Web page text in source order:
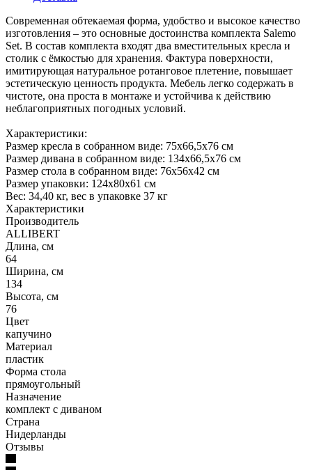
Современная обтекаемая форма, удобство и высокое качество
изготовления – это основные достоинства комплекта Salemo
Set. В состав комплекта входят два вместительных кресла и
столик с ёмкостью для хранения. Фактура поверхности,
имитирующая натуральное ротанговое плетение, повышает
эстетическую ценность продукта. Мебель легко содержать в
чистоте, она проста в монтаже и устойчива к действию
неблагоприятных погодных условий.
Характеристики:
Размер кресла в собранном виде: 75x66,5x76 см
Размер дивана в собранном виде: 134х66,5х76 см
Размер стола в собранном виде: 76x56x42 см
Размер упаковки: 124х80х61 см
Вес: 34,40 кг, вес в упаковке 37 кг
Характеристики
Производитель
ALLIBERT
Длина, см
64
Ширина, см
134
Высота, см
76
Цвет
капучино
Материал
пластик
Форма стола
прямоугольный
Назначение
комплект с диваном
Страна
Нидерланды
Отзывы